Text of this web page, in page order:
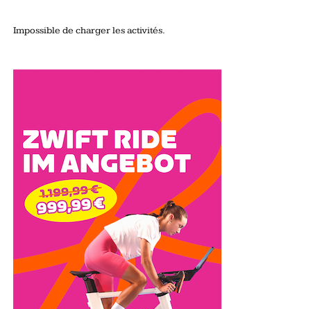
Impossible de charger les activités.